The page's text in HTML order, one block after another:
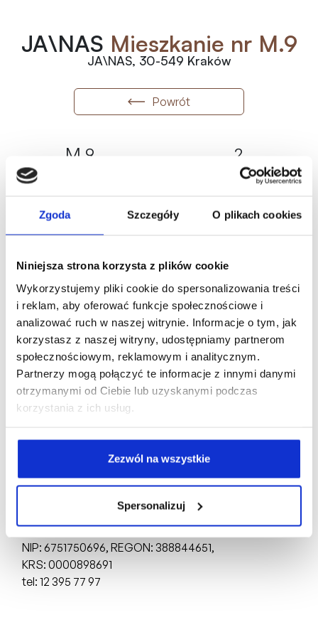
Zgoda Szczegóły O plikach cookies
Niniejsza strona korzysta z plików cookie
Wykorzystujemy pliki cookie do spersonalizowania treści
i reklam, aby oferować funkcje społecznościowe i
analizować ruch w naszej witrynie. Informacje o tym, jak
korzystasz z naszej witryny, udostępniamy partnerom
społecznościowym, reklamowym i analitycznym.
Partnerzy mogą połączyć te informacje z innymi danymi
otrzymanymi od Ciebie lub uzyskanymi podczas
korzystania z ich usług.
Zezwól na wszystkie
Spersonalizuj
JA\NAS Mieszkanie nr M.9
JA\NAS, 30-549 Kraków
Powrót
M.9
Pokoje
2
Metraż
Status
Historia ceny
2
Oferta indywidualna
Karta mieszkania
Biuro Sprzedaży:
ul. Mogilska 43,31-545 Kraków
tel: +48 510 160 003
Deweloper:
FRACTHON KĄCIK Sp. z o.o.
ul. Mogilska 43,31-545 Kraków
NIP: 6751750696, REGON: 388844651,
KRS: 0000898691
tel: 12 395 77 97